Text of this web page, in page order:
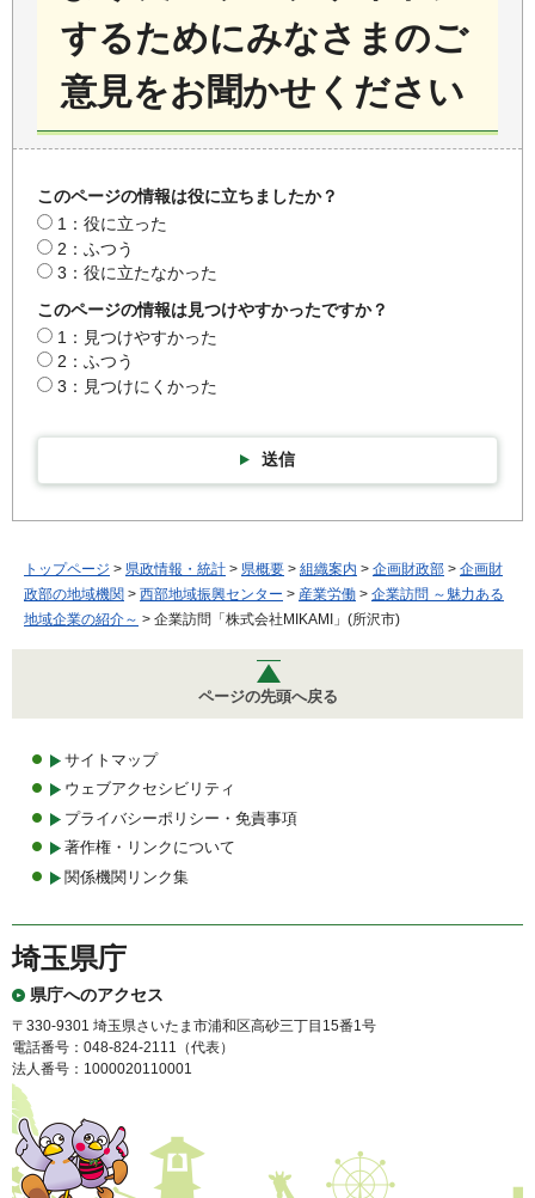
するためにみなさまのご
意見をお聞かせください
このページの情報は役に立ちましたか？
1：役に立った
2：ふつう
3：役に立たなかった
このページの情報は見つけやすかったですか？
1：見つけやすかった
2：ふつう
3：見つけにくかった
送信
トップページ > 県政情報・統計 > 県概要 > 組織案内 > 企画財政部 > 企画財
政部の地域機関 > 西部地域振興センター > 産業労働 > 企業訪問 ～魅力ある
地域企業の紹介～ > 企業訪問「株式会社MIKAMI」(所沢市)
ページの先頭へ戻る
サイトマップ
ウェブアクセシビリティ
プライバシーポリシー・免責事項
著作権・リンクについて
関係機関リンク集
埼玉県庁
県庁へのアクセス
〒330-9301 埼玉県さいたま市浦和区高砂三丁目15番1号
電話番号：048-824-2111（代表）
法人番号：1000020110001